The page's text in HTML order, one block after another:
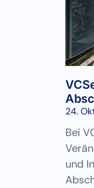
24.
Bei
und